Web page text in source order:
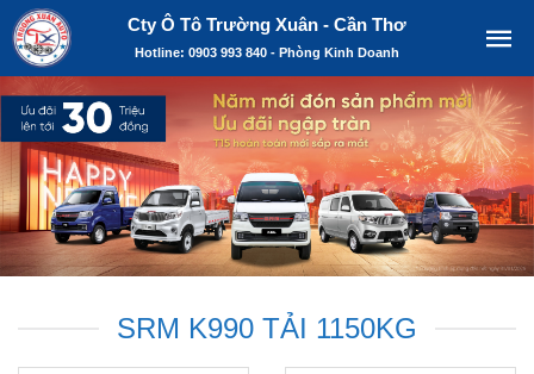
Cty Ô Tô Trường Xuân - Cần Thơ
Hotline: 0903 993 840 - Phòng Kinh Doanh
SRM K990 TẢI 1150KG